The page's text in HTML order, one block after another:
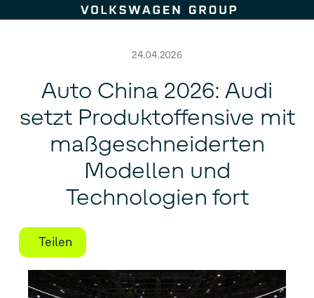
Zum Seiteninhalt springen
24.04.2026
Auto China 2026: Audi
setzt Produktoffensive mit
maßgeschneiderten
Modellen und
Technologien fort
Teilen